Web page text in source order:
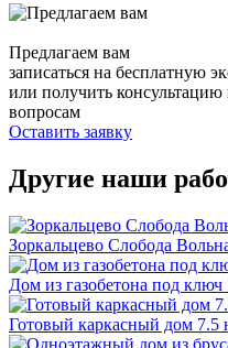
Предлагаем вам
записаться на бесплатную
или получить
вопросам
Оставить заявку
Другие наши
Зоркальцево Слобода
Дом из газобетона под ключ
Готовый каркасный дом 7.5